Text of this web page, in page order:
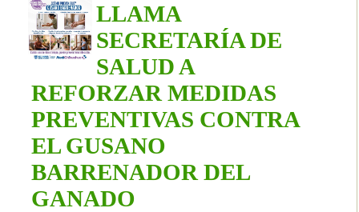
LLAMA
SECRETARÍA DE
SALUD A
REFORZAR MEDIDAS
PREVENTIVAS CONTRA
EL GUSANO
BARRENADOR DEL
GANADO